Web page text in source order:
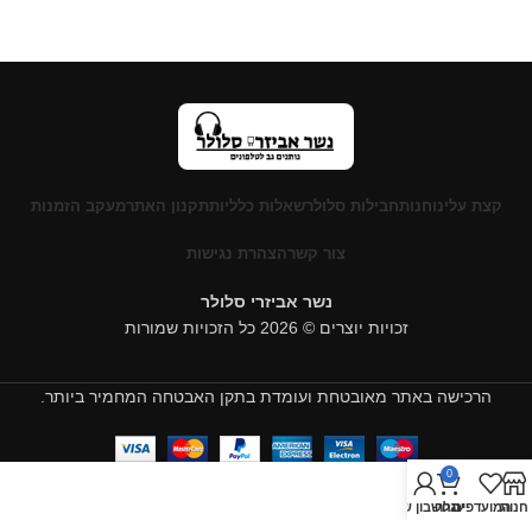
קצת עלינוחנותחבילות סלולרשאלות כלליותתקנון האתרמעקב הזמנות
צור קשרהצהרת נגישות
נשר אביזרי סלולר
זכויות יוצרים © 2026 כל הזכויות שמורות
הרכישה באתר מאובטחת ועומדת בתקן האבטחה המחמיר ביותר.
חנותהמועדפים
0
עגלה
החשבון שלי